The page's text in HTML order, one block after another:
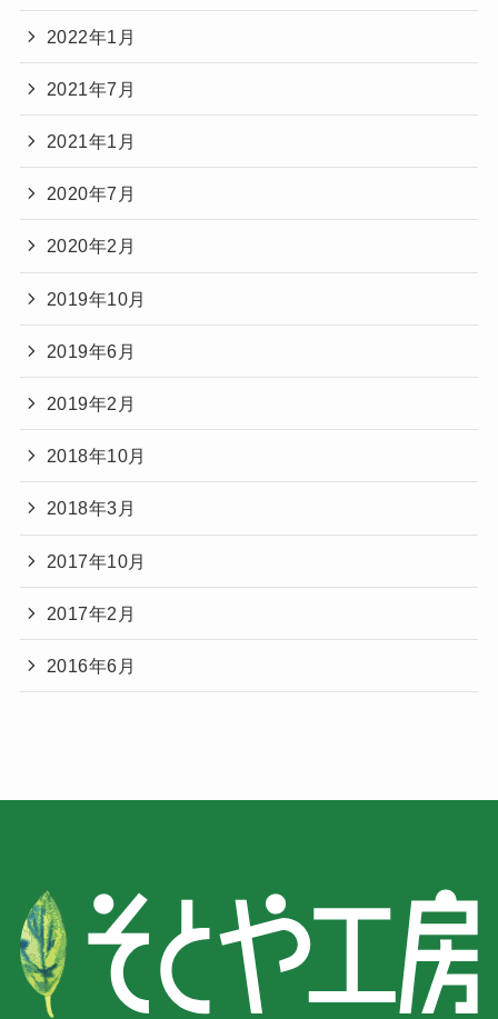
2022年1月
2021年7月
2021年1月
2020年7月
2020年2月
2019年10月
2019年6月
2019年2月
2018年10月
2018年3月
2017年10月
2017年2月
2016年6月